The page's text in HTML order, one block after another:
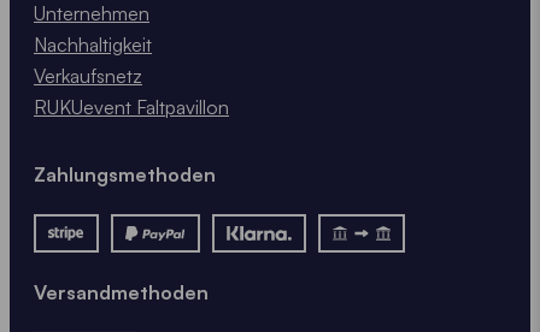
Unternehmen
Nachhaltigkeit
Verkaufsnetz
RUKUevent Faltpavillon
Zahlungsmethoden
Versandmethoden